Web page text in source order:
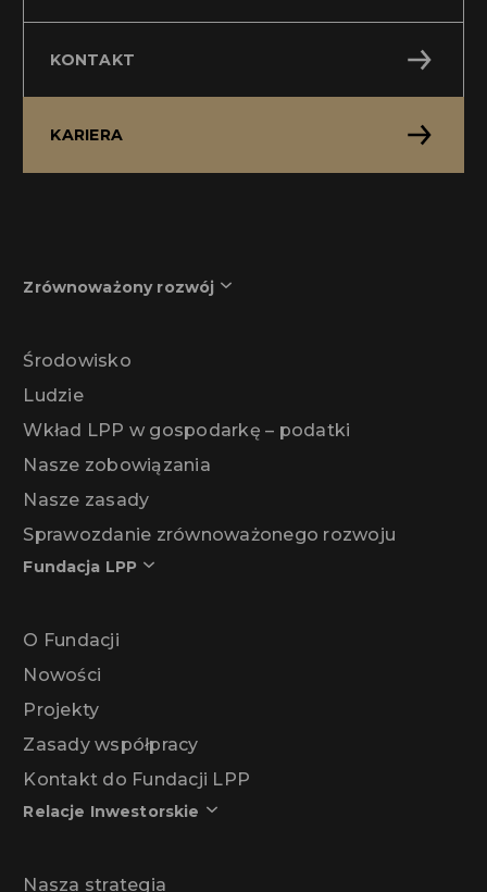
KONTAKT
KARIERA
Zrównoważony rozwój
Środowisko
Ludzie
Wkład LPP w gospodarkę – podatki
Nasze zobowiązania
Nasze zasady
Sprawozdanie zrównoważonego rozwoju
Fundacja LPP
O Fundacji
Nowości
Projekty
Zasady współpracy
Kontakt do Fundacji LPP
Relacje Inwestorskie
Nasza strategia